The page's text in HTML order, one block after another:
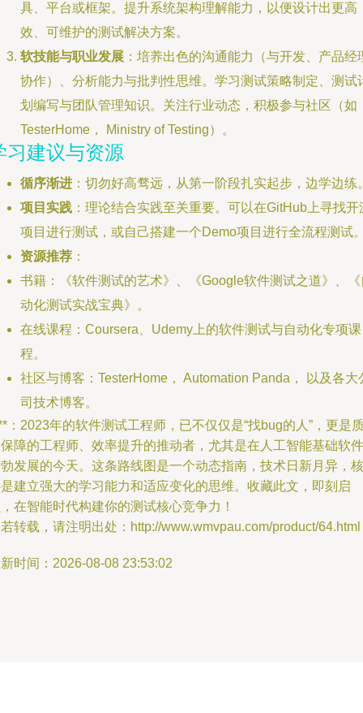
具、平台或框架。提升系统架构理解能力，以便设计出更高
效、可维护的测试解决方案。
软技能与职业发展 ：培养出色的沟通能力（与开发、产品经
协作）、分析能力与批判性思维。学习测试策略制定、测试
划编写与团队管理知识。关注行业动态，积极参与社区（如
TesterHome， Ministry of Testing）。
习建议与资源
循序渐进 ：切勿好高骛远，从第一阶段扎实起步，边学边练
项目实践 ：理论结合实践至关重要。可以在GitHub上寻找开
项目进行测试，或自己搭建一个Demo项目进行全流程测试
资源推荐 ：
书籍：《软件测试的艺术》、《Google软件测试之道》、《
动化测试实战宝典》。
在线课程：Coursera、Udemy上的软件测试与自动化专项课
程。
社区与博客：TesterHome， Automation Panda， 以及各大
司技术博客。
：2023年的软件测试工程师，已不仅仅是“找bug的人”，更是
障的工程师、效率提升的推动者，尤其是在人工智能基础软件
发展的今天。这条路线图是一个动态指南，技术日新月异，核
建立强大的学习能力和适应变化的思维。收藏此文，即刻启
在智能时代构建你的测试核心竞争力！
转载，请注明出处：http://www.wmvpau.com/product/64.html
时间：2026-08-08 23:53:02